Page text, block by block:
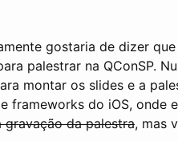
gostaria de dizer
palestrar na QConSP.
montar os slides e a
frameworks do iOS, onde
gravação da palestra, mas